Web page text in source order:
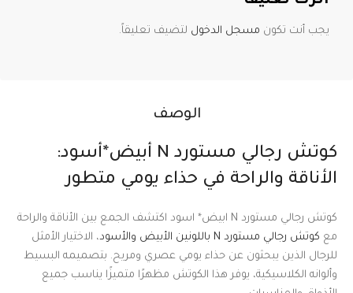
الوصف
كوتش رجالي مستورد N أبيض*أسود:
الأناقة والراحة في حذاء يومي متطور
كوتش رجالي مستورد N ابيض* اسود اكتشف الجمع بين الأناقة والراحة
مع كوتش رجالي مستورد N باللونين الأبيض والأسود
، الاختيار الأمثل
للرجال الذين يبحثون عن حذاء يومي عصري ومريح. بتصميمه البسيط
وألوانه الكلاسيكية، يوفر هذا الكوتش مظهرًا متميزًا يناسب جميع
يجب أنت تكون مسجل الدخول لتضيف تعليقاً.